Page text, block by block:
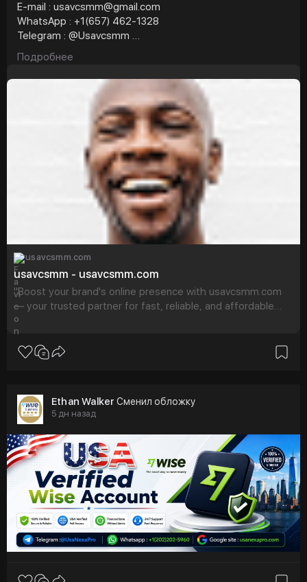
E-mail : usavcsmm@gmail.com
WhatsApp : +1(657) 462-1328
Telegram : @Usavcsmm
#usavcsmm
#usaaccounts
#contentwriter
#on_page_seo
#off_page_seo
Подробнее
usavcsmm.com
usavcsmm - usavcsmm.com
"Boost your brand's online presence with usavcsmm.com
— your trusted partner for fast, reliable, and affordable
SMM services in the USA."
Ethan Walker Сменил обложку
5 дн назад